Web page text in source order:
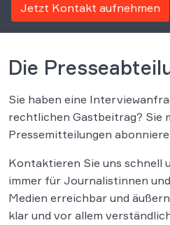
Jetzt Kontakt aufnehmen
Die
Sie haben eine
rechtlichen Gastbeitrag? Sie
Pressemitteilungen
Kontaktieren Sie uns schnell
immer für Journalistinnen
Medien erreichbar und
klar und vor allem